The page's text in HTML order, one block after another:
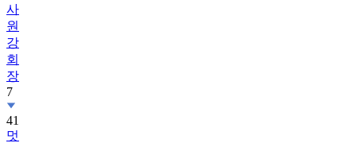
사
원
강
회
장
7
41
멋